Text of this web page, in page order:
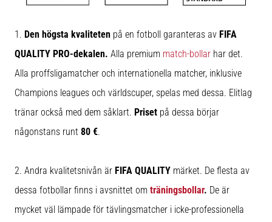
1. Den högsta kvaliteten på en fotboll garanteras av FIFA
QUALITY PRO-dekalen. Alla premium match-bollar har det.
Alla proffsligamatcher och internationella matcher, inklusive
Champions leagues och världscuper, spelas med dessa. Elitlag
tränar också med dem såklart. Priset på dessa börjar
någonstans runt 80 €.
2. Andra kvalitetsnivån är FIFA QUALITY märket. De flesta av
dessa fotbollar finns i avsnittet om träningsbollar. De är
mycket väl lämpade för tävlingsmatcher i icke-professionella